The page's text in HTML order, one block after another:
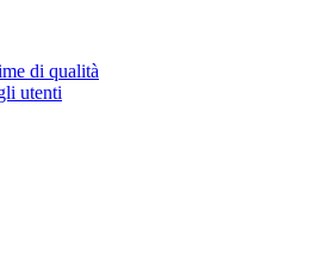
di qualità
utenti